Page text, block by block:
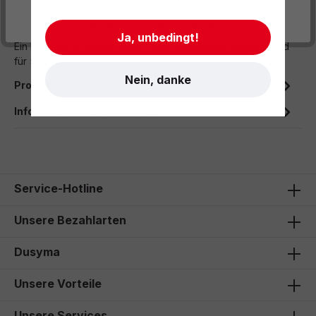
Beschreibung
Ein Konzentrat gegen Algen- und Kalkbildung, ausreichend
für 50 l Wasser.
Produktdaten
Informationen und Hinweise
Service-Hotline
Unsere Bezahlarten
Dusyma
Unsere Vorteile
- Impressum - AGB - Datenschutz
Ja, unbedingt!
Nein, danke